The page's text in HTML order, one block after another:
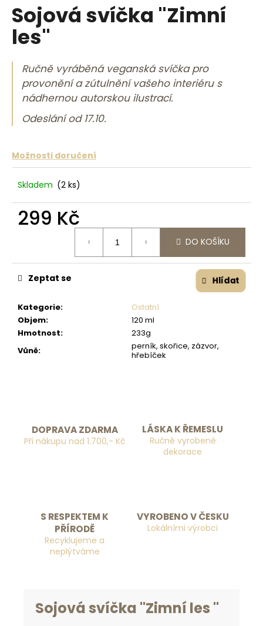
Sojová svíčka "Zimní
les"
Ručně vyráběná veganská svíčka pro
provonění a zútulnění vašeho interiéru s
nádhernou autorskou ilustrací.
Odeslání od 17.10.
Možnosti doručení
Skladem (2 ks)
299 Kč
DO KOŠÍKU
Kategorie:
Ostatní
Objem:
120 ml
Hmotnost:
233g
Vůně:
perník, skořice, zázvor,
hřebíček
Zeptat se Hlídat
DOPRAVA ZDARMA
Při nákupu nad 1.700,- Kč
LÁSKA K ŘEMESLU
Ručně vyrobené
dekorace
S RESPEKTEM K
PŘÍRODĚ
Recyklujeme a
neplýtváme
VYROBENO V ČESKU
Lokálními výrobci
Sojová svíčka "Zimní les "
a
j
í
t
D
o
p
o
č
u
e
m
e